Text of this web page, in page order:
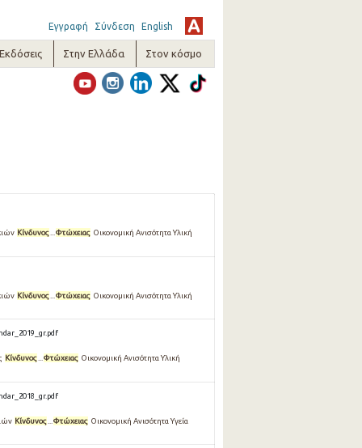
Εγγραφή Σύνδεση English
Στην Ελλάδα Στον κόσμο
Κίνδυνος...Φτώχειας Οικονομική Ανισότητα Υλική
Κίνδυνος Φτώχειας Οικονομική Ανισότητα Υλική
Κίνδυνος...Φτώχειας Οικονομική Ανισότητα Υλική
Κίνδυνος Φτώχειας Οικονομική Ανισότητα Υγεία